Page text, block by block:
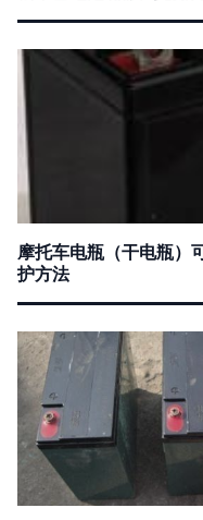
摩托车电瓶（干电瓶）
护方法